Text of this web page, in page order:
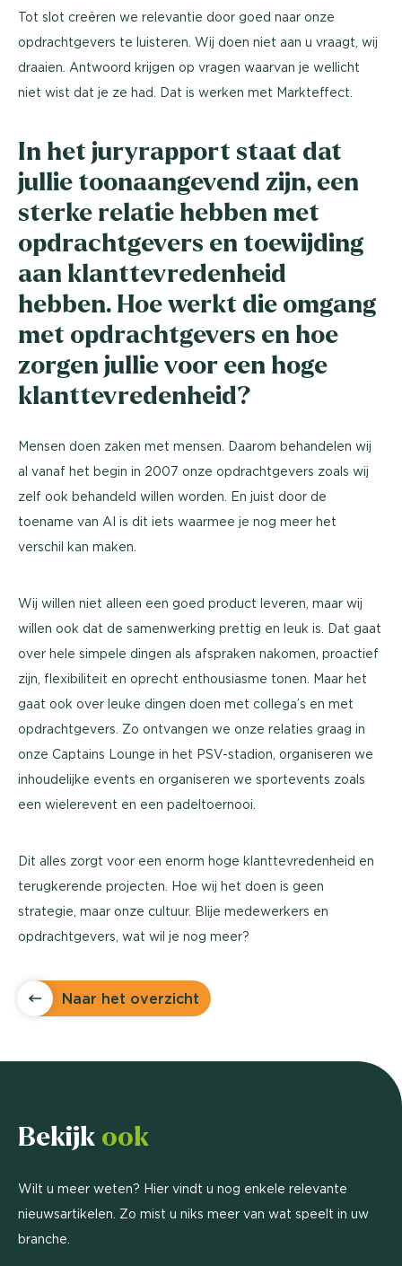
Tot slot creëren we relevantie door goed naar onze
opdrachtgevers te luisteren. Wij doen niet aan u vraagt, wij
draaien. Antwoord krijgen op vragen waarvan je wellicht
niet wist dat je ze had. Dat is werken met Markteffect.
In het juryrapport staat dat
jullie toonaangevend zijn, een
sterke relatie hebben met
opdrachtgevers en toewijding
aan klanttevredenheid
hebben. Hoe werkt die omgang
met opdrachtgevers en hoe
zorgen jullie voor een hoge
klanttevredenheid?
Mensen doen zaken met mensen. Daarom behandelen wij
al vanaf het begin in 2007 onze opdrachtgevers zoals wij
zelf ook behandeld willen worden. En juist door de
toename van AI is dit iets waarmee je nog meer het
verschil kan maken.
Wij willen niet alleen een goed product leveren, maar wij
willen ook dat de samenwerking prettig en leuk is. Dat gaat
over hele simpele dingen als afspraken nakomen, proactief
zijn, flexibiliteit en oprecht enthousiasme tonen. Maar het
gaat ook over leuke dingen doen met collega’s en met
opdrachtgevers. Zo ontvangen we onze relaties graag in
onze Captains Lounge in het PSV-stadion, organiseren we
inhoudelijke events en organiseren we sportevents zoals
een wielerevent en een padeltoernooi.
Dit alles zorgt voor een enorm hoge klanttevredenheid en
terugkerende projecten. Hoe wij het doen is geen
strategie, maar onze cultuur. Blije medewerkers en
opdrachtgevers, wat wil je nog meer?
Naar het overzicht
Bekijk ook
Wilt u meer weten? Hier vindt u nog enkele relevante
nieuwsartikelen. Zo mist u niks meer van wat speelt in uw
branche.